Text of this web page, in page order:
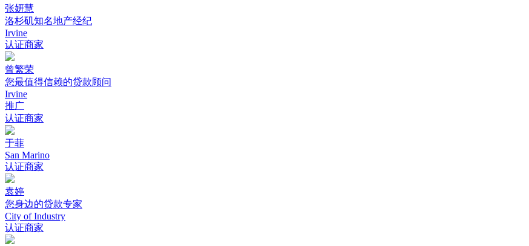
张妍慧
洛杉矶知名地产经纪
Irvine
认证商家
曾繁荣
您最值得信赖的贷款顾问
Irvine
推广
认证商家
于菲
San Marino
认证商家
袁婷
您身边的贷款专家
City of Industry
认证商家